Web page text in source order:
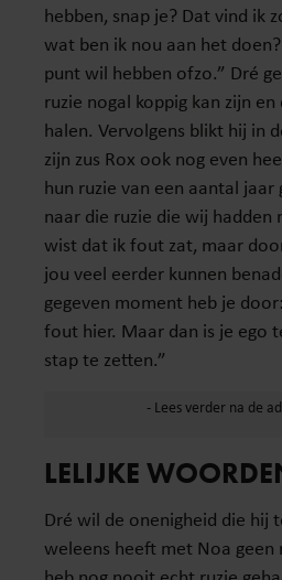
hebben, snap je? Dat vind ik
wat ben ik nou aan het
punt wil hebben ofzo.” Dré
ruzie nogal koppig kan zijn
halen. Vervolgens blikt hij in
zijn zus Rox ook nog even
hun ruzie van een aantal jaar
naar die ruzie die wij hadden
wist dat ik fout zat, maar
jou veel eerder kunnen
gegeven moment heb je
fout hier. Maar dan is je ego
stap te zetten.”
LELIJKE
Dré wil de onenigheid die hij
weleens heeft met Noa geen